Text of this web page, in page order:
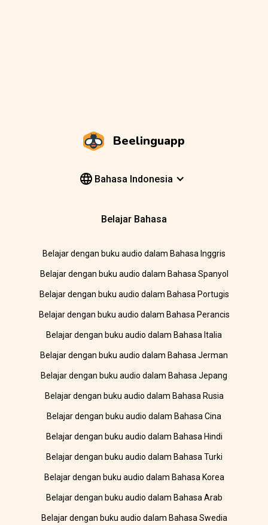
Beelinguapp
Bahasa Indonesia
Belajar Bahasa
Belajar dengan buku audio dalam Bahasa Inggris
Belajar dengan buku audio dalam Bahasa Spanyol
Belajar dengan buku audio dalam Bahasa Portugis
Belajar dengan buku audio dalam Bahasa Perancis
Belajar dengan buku audio dalam Bahasa Italia
Belajar dengan buku audio dalam Bahasa Jerman
Belajar dengan buku audio dalam Bahasa Jepang
Belajar dengan buku audio dalam Bahasa Rusia
Belajar dengan buku audio dalam Bahasa Cina
Belajar dengan buku audio dalam Bahasa Hindi
Belajar dengan buku audio dalam Bahasa Turki
Belajar dengan buku audio dalam Bahasa Korea
Belajar dengan buku audio dalam Bahasa Arab
Belajar dengan buku audio dalam Bahasa Swedia